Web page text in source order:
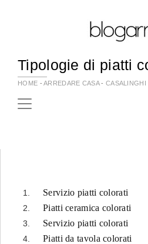
Tipologie di piatti
HOME -ARREDARE CASA- CASALINGHI
Servizio piatti colorati
Piatti ceramica colorati
Servizio piatti colorati
Piatti da tavola colorati